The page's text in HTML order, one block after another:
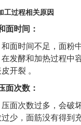
工过程相关原因
面时间：
和面时间不足，面粉
发酵和加热过程中
开裂 。
面次数：
压面次数过多，会破
过少，面筋没有得到